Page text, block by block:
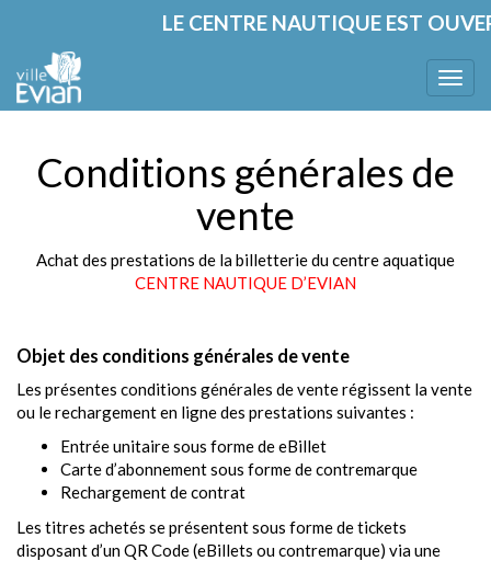
LE CENTRE NAUTIQUE EST
la
Conditions générales de
vente
Achat des prestations de la billetterie du centre aquatique
CENTRE NAUTIQUE D’EVIAN
Objet des conditions générales de vente
Les présentes conditions générales de vente régissent la vente
ou le rechargement en ligne des prestations suivantes :
Entrée unitaire sous forme de eBillet
Carte d’abonnement sous forme de contremarque
Rechargement de contrat
Les titres achetés se présentent sous forme de tickets
disposant d’un QR Code (eBillets ou contremarque) via une